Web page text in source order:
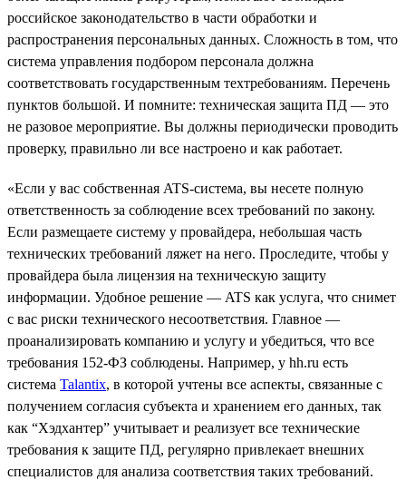
российское законодательство в части обработки и
распространения персональных данных. Сложность в том, что
система управления подбором персонала должна
соответствовать государственным техтребованиям. Перечень
пунктов большой. И помните: техническая защита ПД — это
не разовое мероприятие. Вы должны периодически проводить
проверку, правильно ли все настроено и как работает.
«Если у вас собственная ATS-система, вы несете полную
ответственность за соблюдение всех требований по закону.
Если размещаете систему у провайдера, небольшая часть
технических требований ляжет на него. Проследите, чтобы у
провайдера была лицензия на техническую защиту
информации. Удобное решение — ATS как услуга, что снимет
с вас риски технического несоответствия. Главное —
проанализировать компанию и услугу и убедиться, что все
требования 152-ФЗ соблюдены. Например, у hh.ru есть
система Talantix, в которой учтены все аспекты, связанные с
получением согласия субъекта и хранением его данных, так
как “Хэдхантер” учитывает и реализует все технические
требования к защите ПД, регулярно привлекает внешних
специалистов для анализа соответствия таких требований.